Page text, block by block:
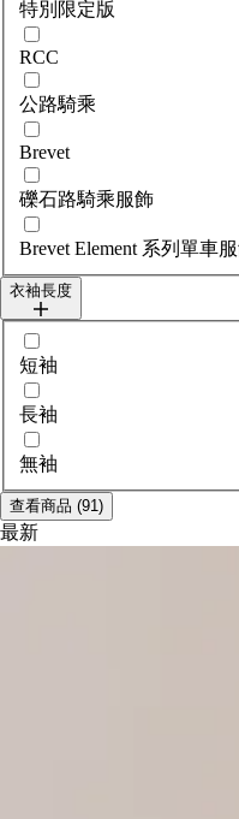
特別限定版
RCC
公路騎乘
Brevet
礫石路騎乘服飾
Brevet Element 系列單車
衣袖長度
選擇sleeveLength
短袖
長袖
無袖
查看商品 (91)
最新